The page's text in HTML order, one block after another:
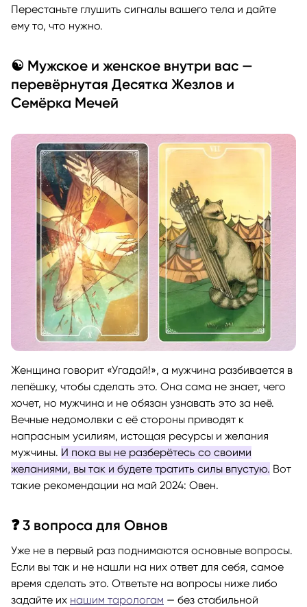
Перестаньте глушить сигналы вашего тела и дайте
ему то, что нужно.
☯️ Мужское и женское внутри вас —
перевёрнутая Десятка Жезлов и
Семёрка Мечей
Женщина говорит «Угадай!», а мужчина разбивается в
лепёшку, чтобы сделать это. Она сама не знает, чего
хочет, но мужчина и не обязан узнавать это за неё.
Вечные недомолвки с её стороны приводят к
напрасным усилиям, истощая ресурсы и желания
мужчины. И пока вы не разберётесь со своими
желаниями, вы так и будете тратить силы впустую. Вот
такие рекомендации на май 2024: Овен.
❓ 3 вопроса для Овнов
Уже не в первый раз поднимаются основные вопросы.
Если вы так и не нашли на них ответ для себя, самое
время сделать это. Ответьте на вопросы ниже либо
задайте их нашим тарологам — без стабильной